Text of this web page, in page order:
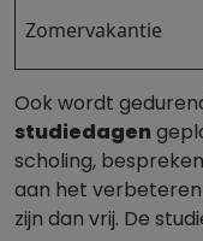
Zomervakantie
Ook wordt
studiedagen
scholing,
aan het verbeteren
zijn dan vrij. De